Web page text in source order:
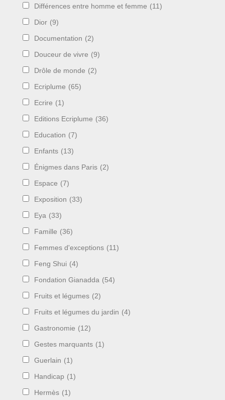
Différences entre homme et femme (11)
Dior (9)
Documentation (2)
Douceur de vivre (9)
Drôle de monde (2)
Ecriplume (65)
Ecrire (1)
Editions Ecriplume (36)
Education (7)
Enfants (13)
Énigmes dans Paris (2)
Espace (7)
Exposition (33)
Eya (33)
Famille (36)
Femmes d'exceptions (11)
Feng Shui (4)
Fondation Gianadda (54)
Fruits et légumes (2)
Fruits et légumes du jardin (4)
Gastronomie (12)
Gestes marquants (1)
Guerlain (1)
Handicap (1)
Hermès (1)